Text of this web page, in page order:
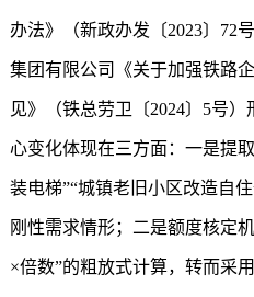
办法》（新政办发〔2023〕72
集团有限公司《关于加强铁路
见》（铁总劳卫〔2024〕5号
心变化体现在三方面：一是提
装电梯”“城镇老旧小区改造自
刚性需求情形；二是额度核定
×倍数”的粗放式计算，转而采